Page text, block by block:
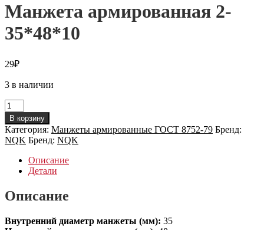
Манжета армированная 2-
35*48*10
29₽
3 в наличии
Количество
товара
Манжета
армированная
2-
35*48*10
В корзину
Категория: Манжеты армированные ГОСТ 8752-79 Бренд:
NQK Бренд: NQK
Описание
Детали
Описание
Внутренний диаметр манжеты (мм): 35